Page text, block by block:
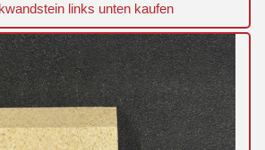
links unten kaufen